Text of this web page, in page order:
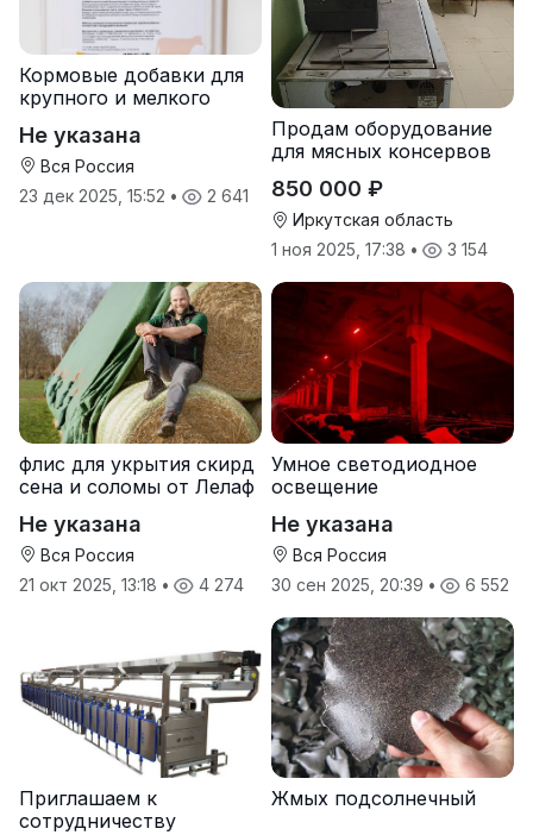
Кормовые добавки для
крупного и мелкого
Не указана
Вся Россия
23 дек 2025, 15:52 • 2 641
Продам оборудование
для мясных консервов
850 000 ₽
Иркутская область
1 ноя 2025, 17:38 • 3 154
флис для укрытия скирд
сена и соломы от Лелаф
Не указана
Вся Россия
21 окт 2025, 13:18 • 4 274
Умное светодиодное
освещение
Не указана
Вся Россия
30 сен 2025, 20:39 • 6 552
Приглашаем к
сотрудничеству
Жмых подсолнечный